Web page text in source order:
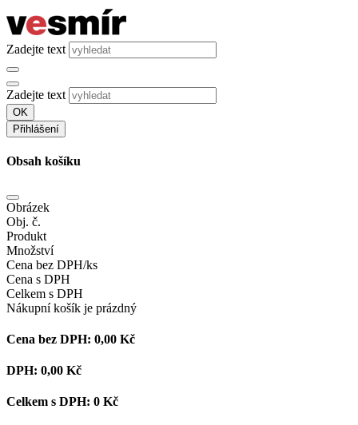
Zadejte text
Zadejte text
OK
Přihlášení
Obsah košíku
Obrázek
Obj. č.
Produkt
Množství
Cena bez DPH/ks
Cena s DPH
Celkem s DPH
Nákupní košík je prázdný
Cena bez DPH: 0,00 Kč
DPH: 0,00 Kč
Celkem s DPH: 0 Kč